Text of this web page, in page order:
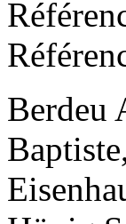
Berdeu
Baptiste